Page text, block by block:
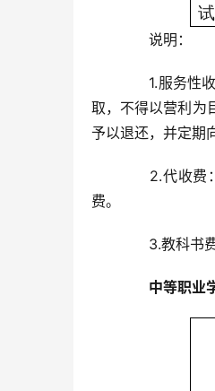
试
说明：
1.服务性收
取，不得以营利为
予以退还，并定期
2.代收费：
费。
3.教科书费(
中等职业